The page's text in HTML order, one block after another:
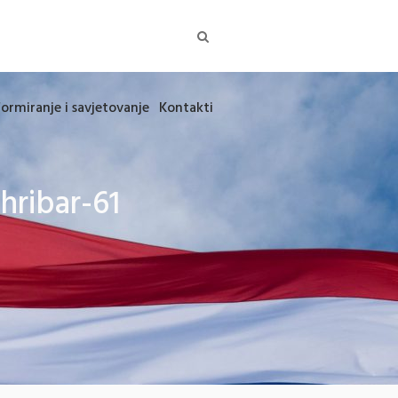
i savjetovanje Kontakti
61